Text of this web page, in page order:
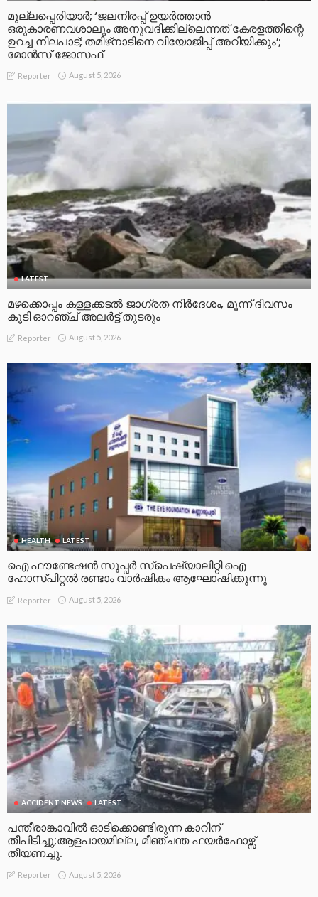
മുല്ലപ്പെരിയാര്‍; ‘ജലനിരപ്പ് ഉയര്‍ത്താന്‍
ഒരുകാരണവശാലും അനുവദിക്കില്ലെന്നത് കേരളത്തിന്റെ
ഉറച്ച നിലപാട്; തമിഴ്‌നാടിനെ വിയോജിപ്പ് അറിയിക്കും’;
മോന്‍സ് ജോസഫ്
Reporter August 5, 2026
LATEST
മഴക്കൊപ്പം കള്ളക്കടൽ ജാഗ്രത നിർദേശം, മൂന്ന് ദിവസം
കൂടി ഓറഞ്ച് അലർട്ട് തുടരും
Reporter August 5, 2026
HEALTH LATEST
ഐ ഫൗണ്ടേഷൻ സൂപ്പർ സ്പെഷ്യാലിറ്റി ഐ
ഹോസ്പിറ്റൽ രണ്ടാം വാർഷികം ആഘോഷിക്കുന്നു
Reporter August 5, 2026
ACCIDENT NEWS LATEST
പന്തീരാങ്കാവിൽ ഓടിക്കൊണ്ടിരുന്ന കാറിന്
തീപിടിച്ചു;ആളപായമില്ല, മീഞ്ചന്ത ഫയർഫോഴ്സ്
തീയണച്ചു.
Reporter August 5, 2026